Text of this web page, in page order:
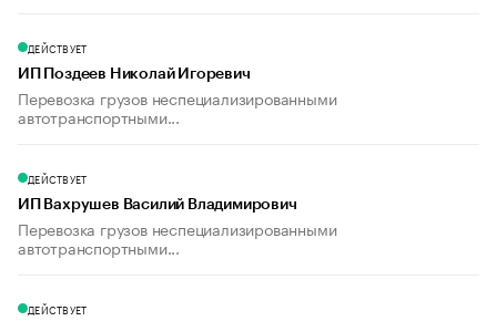
ДЕЙСТВУЕТ
ИП Поздеев Николай Игоревич
Перевозка грузов неспециализированными
автотранспортными...
ДЕЙСТВУЕТ
ИП Вахрушев Василий Владимирович
Перевозка грузов неспециализированными
автотранспортными...
ДЕЙСТВУЕТ